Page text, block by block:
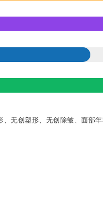
无创塑形、无创除皱、面部年